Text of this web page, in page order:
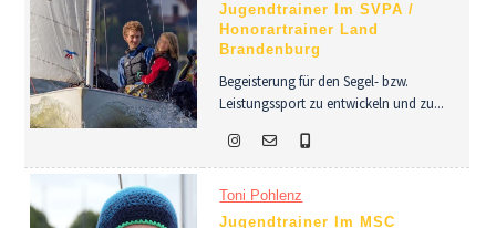
Jugendtrainer Im SVPA /
Honorartrainer Land
Brandenburg
Begeisterung für den Segel- bzw.
Leistungssport zu entwickeln und zu...
Toni Pohlenz
Jugendtrainer Im MSC